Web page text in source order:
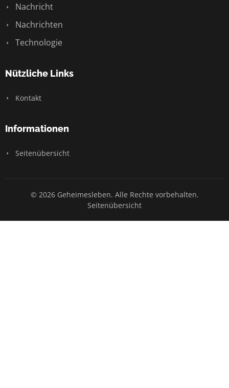
Nachricht
Nachrichten
Technologie
Nützliche Links
Kontakt
Informationen
Seitenübersicht
© 2026 Geheimesleben. Alle Rechte vorbehalten.
Seitenübersicht